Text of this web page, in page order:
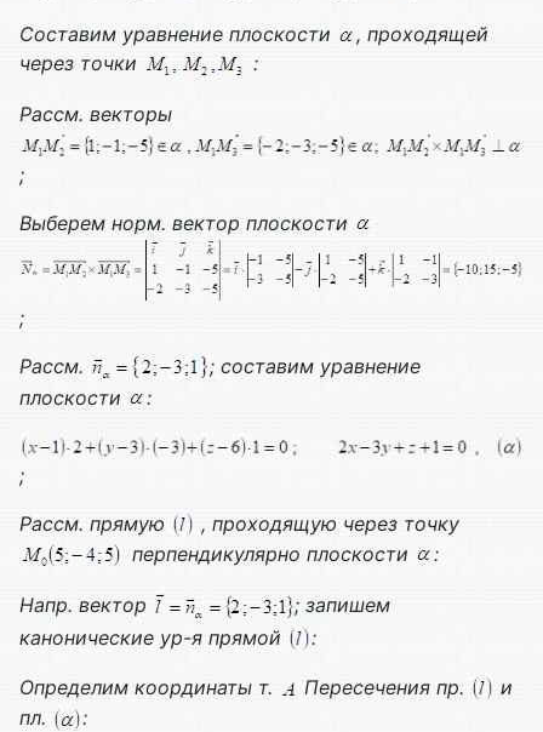
Составим уравнение плоскости
, проходящей
через точки
:
Рассм. векторы
;
Выберем норм. вектор плоскости
;
Рассм.
; составим уравнение
плоскости
:
;
Рассм. прямую
, проходящую через точку
перпендикулярно плоскости
:
Напр. вектор
; запишем
канонические ур-я прямой
:
Определим координаты т. Пересечения пр.
и
пл.
: